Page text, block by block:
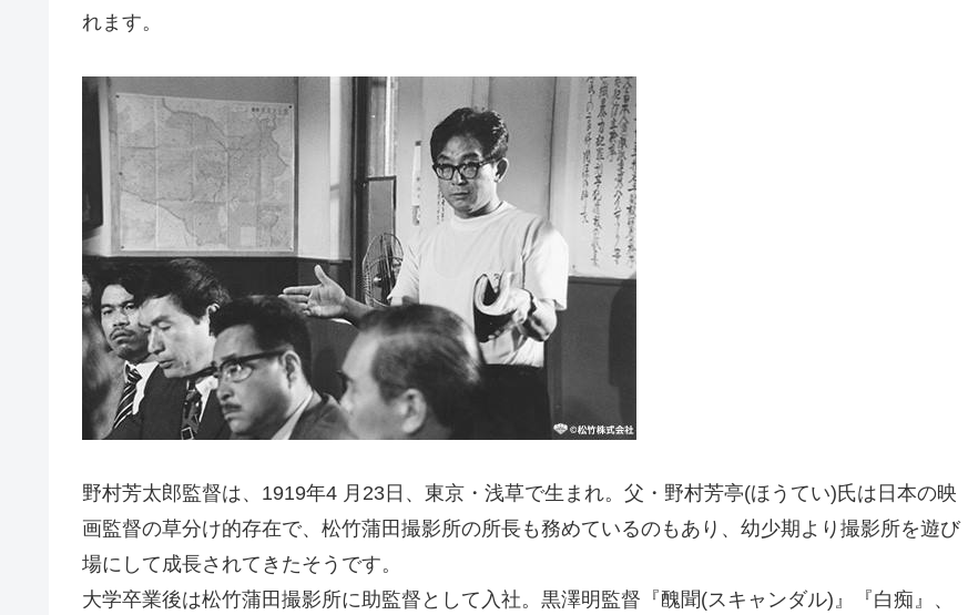
れます。
野村芳太郎監督は、1919年4 月23日、東京・浅草で生まれ。父・野村芳亭(ほうてい)氏は日本の映
画監督の草分け的存在で、松竹蒲田撮影所の所長も務めているのもあり、幼少期より撮影所を遊び
場にして成長されてきたそうです。
大学卒業後は松竹蒲田撮影所に助監督として入社。黒澤明監督『醜聞(スキャンダル)』『白痴』、